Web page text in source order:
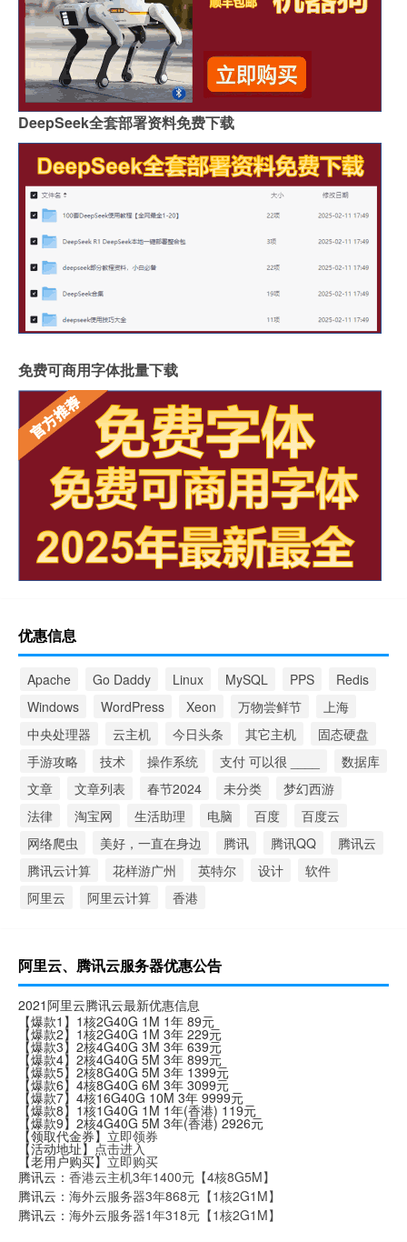
DeepSeek全套部署资料免费下载
免费可商用字体批量下载
优惠信息
Apache Go Daddy Linux MySQL PPS
Redis
Windows
WordPress Xeon 万物尝鲜节
上海
中央处理器
云主机 今日头条 其它主机
固态硬盘
手游攻略
技术 操作系统 支付 可以很 ____
数据库
文章
文章列表 春节2024 未分类
梦幻西游
法律
淘宝网 生活助理 电脑 百度
百度云
网络爬虫
美好，一直在身边 腾讯 腾讯QQ
腾讯云
腾讯云计算
花样游广州 英特尔 设计
软件
阿里云
阿里云计算 香港
阿里云、腾讯云服务器优惠公告
2021阿里云腾讯云最新优惠信息
【爆款1】1核2G40G 1M 1年 89元
【爆款2】1核2G40G 1M 3年 229元
【爆款3】2核4G40G 3M 3年 639元
【爆款4】2核4G40G 5M 3年 899元
【爆款5】2核8G40G 5M 3年 1399元
【爆款6】4核8G40G 6M 3年 3099元
【爆款7】4核16G40G 10M 3年 9999元
【爆款8】1核1G40G 1M 1年(香港) 119元
【爆款9】2核4G40G 5M 3年(香港) 2926元
【领取代金券】 立即领券
【活动地址】 点击进入
【老用户购买】立即购买
腾讯云： 香港云主机3年1400元【4核8G5M】
腾讯云： 海外云服务器3年868元【1核2G1M】
腾讯云： 海外云服务器1年318元【1核2G1M】